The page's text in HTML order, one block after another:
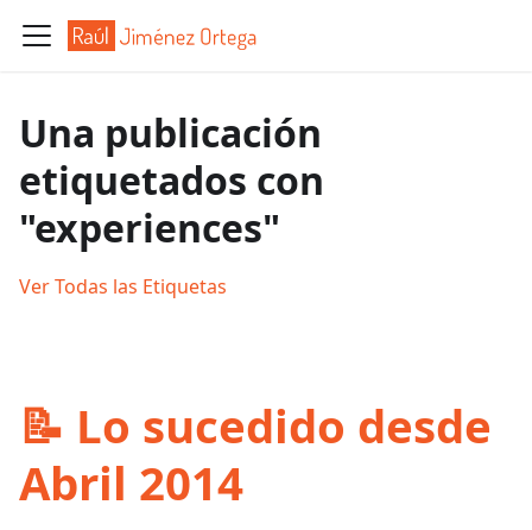
Una publicación
etiquetados con
"experiences"
Ver Todas las Etiquetas
📝 Lo sucedido desde
Abril 2014